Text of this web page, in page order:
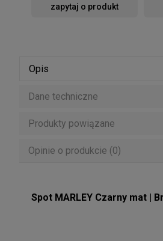
zapytaj o produkt
Opis
Dane techniczne
Produkty powiązane
Opinie o produkcie (0)
Spot MARLEY Czarny mat |